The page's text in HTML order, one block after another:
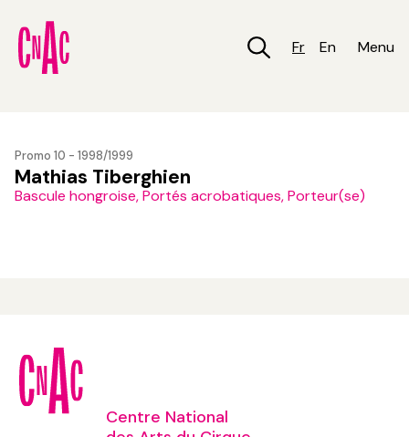
contenu
principal
Fr En Menu
Promo 10 - 1998/1999
Mathias Tiberghien
Bascule hongroise, Portés acrobatiques, Porteur(se)
Centre National